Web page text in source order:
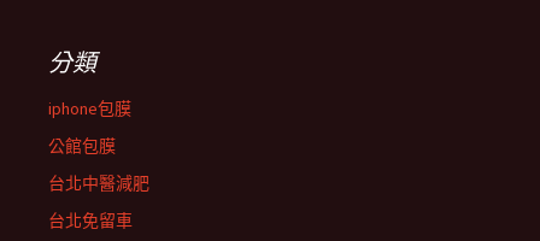
分類
iphone包膜
公館包膜
台北中醫減肥
台北免留車